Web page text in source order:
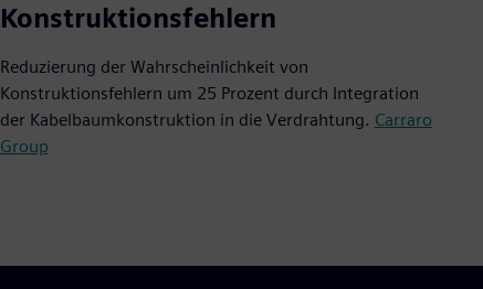
Konstruktionsfehlern
Reduzierung der Wahrscheinlichkeit von
Konstruktionsfehlern um 25 Prozent durch Integration
der Kabelbaumkonstruktion in die Verdrahtung. Carraro
Group